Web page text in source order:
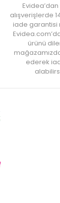
alışverişlerde
iade garantisi
ürünü
ederek